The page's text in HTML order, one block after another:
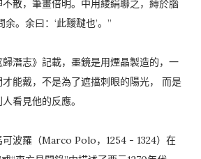
散，筆畫倍明。中用綾絹聯之，縛於腦
。余曰：‘此靉靆也’。”
潛志》記載，墨鏡是用煙晶製造的，一
能戴，不是為了遮擋刺眼的陽光， 而是
看見他的反應。
波羅（Marco Polo，1254 - 1324）在